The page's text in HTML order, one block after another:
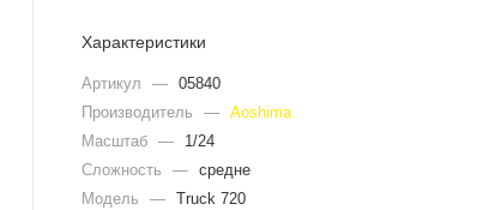
Характеристики
Артикул — 05840
Производитель
— Aoshima
Масштаб —
1/24
Сложность
— средне
Модель
— Truck 720